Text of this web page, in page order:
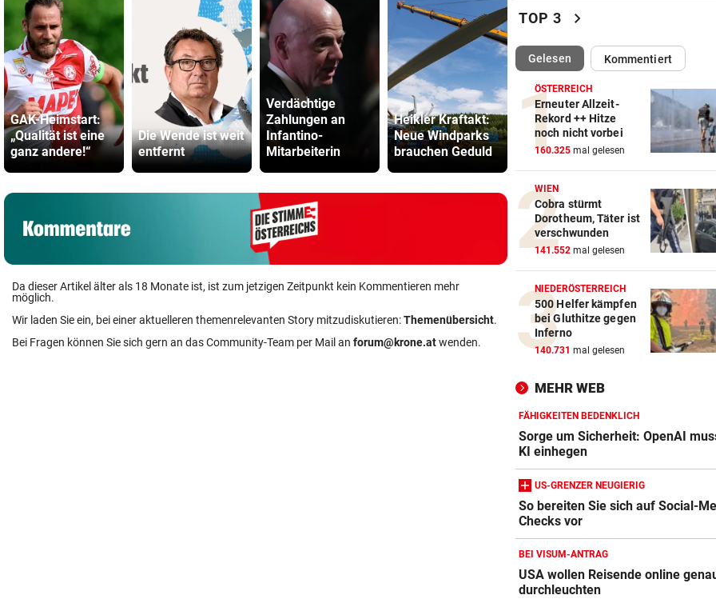
GAK-Heimstart:
„Qualität ist eine
ganz andere!“
Die Wende ist weit
entfernt
Verdächtige
Zahlungen an
Infantino-
Mitarbeiterin
Heikler Kraftakt:
Neue Windparks
brauchen Geduld
Das Märchen der
deutschen
Autobauer
Bullen-
würde ich
den WAC
Da dieser Artikel älter als 18 Monate ist, ist zum jetzigen Zeitpunkt kein Kommentieren mehr
möglich.
Wir laden Sie ein, bei einer aktuelleren themenrelevanten Story mitzudiskutieren:Themenübersicht.
Bei Fragen können Sie sich gern an das Community-Team per Mail an forum@krone.atwenden.
Zwangspause: „Seltsam! So
etwas kommt nie vor“
FLUCH DER KARIBIK
Rückschlag kam für
Colin“ im Zeitfahren
UEFA BESTÄTIGT: vor
Verdächtige Zahlungen an
Infantino-Mitarbeiterin
HANDSCHRIFT VON PIG vor
Tirolerinnen für diverse
im ORF bestellt
GUTSCHEINE ZU GEWINNEN
Schicken Sie uns Ihr
Katzenfoto!
NOCH IMMER OHNE PASS vor
Österreich
VORSCHLAG FÜR ROUTE
Land Salzburg hält dem S-
Bahn frei
POSSE UM ÖFB-CAMPUS vor
Wie Bezirksvorsteher
der MA 7 scheitert
TOP 3 chevron_right
Gelesen(ausgewählt)Kommentiert
ÖSTERREICH
Erneuter Allzeit-
Rekord ++ Hitze
noch nicht vorbei
160.325 mal gelesen
WIEN
Cobra stürmt
Dorotheum, Täter ist
verschwunden
141.552 mal gelesen
NIEDERÖSTERREICH
500 Helfer kämpfen
bei Gluthitze gegen
Inferno
140.731 mal gelesen
MEHR WEB
FÄHIGKEITEN BEDENKLICH
Sorge um Sicherheit: OpenAI
KI einhegen
US-GRENZER NEUGIERIG
So bereiten Sie sich auf Social-
Checks vor
BEI VISUM-ANTRAG
USA wollen Reisende online
durchleuchten
Amazon-Kindle Vergleich
ZUM VERGLEICH